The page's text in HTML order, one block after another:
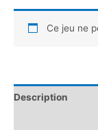
Ce jeu ne
Description